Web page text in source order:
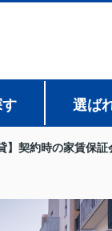
選ば
】契約時の家賃保